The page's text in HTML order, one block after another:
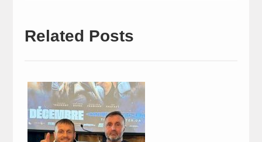
Related Posts